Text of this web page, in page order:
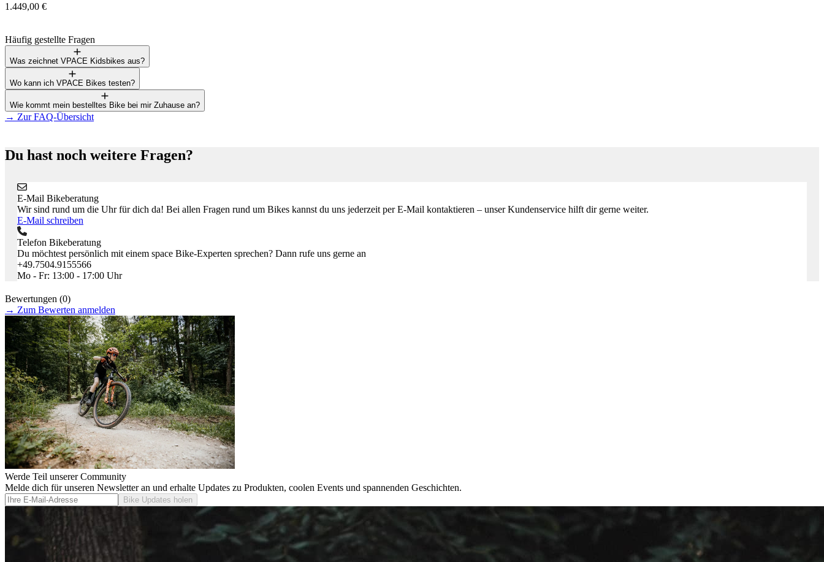
1.449,00 €
Häufig gestellte Fragen
Was zeichnet VPACE Kidsbikes aus?
Wo kann ich VPACE Bikes testen?
Wie kommt mein bestelltes Bike bei mir Zuhause an?
→ Zur FAQ-Übersicht
Du hast noch weitere Fragen?
E-Mail Bikeberatung
Wir sind rund um die Uhr für dich da! Bei allen Fragen rund um Bikes kannst du uns jederzeit per E-Mail kontaktieren – unser Kundenservice hilft dir gerne weiter.
E-Mail schreiben
Telefon Bikeberatung
Du möchtest persönlich mit einem space Bike-Experten sprechen? Dann rufe uns gerne an
+49.7504.9155566
Mo - Fr: 13:00 - 17:00 Uhr
Bewertungen (0)
→ Zum Bewerten anmelden
Werde Teil unserer Community
Melde dich für unseren Newsletter an und erhalte Updates zu Produkten, coolen Events und spannenden Geschichten.
Bike Updates holen